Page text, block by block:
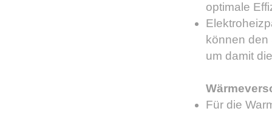
optimale
können
um damit
Für die